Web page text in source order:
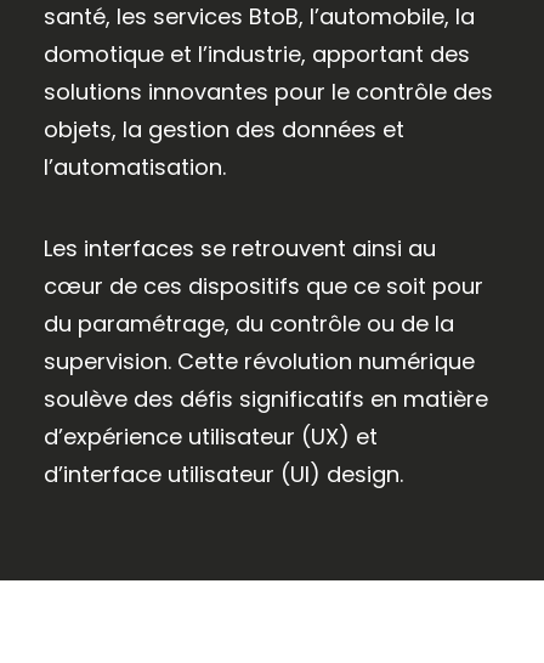
santé, les services BtoB, l’automobile, la
domotique et l’industrie, apportant des
solutions innovantes pour le contrôle des
objets, la gestion des données et
l’automatisation.
Les interfaces se retrouvent ainsi au
cœur de ces dispositifs que ce soit pour
du paramétrage, du contrôle ou de la
supervision. Cette révolution numérique
soulève des défis significatifs en matière
d’expérience utilisateur (UX) et
d’interface utilisateur (UI) design.